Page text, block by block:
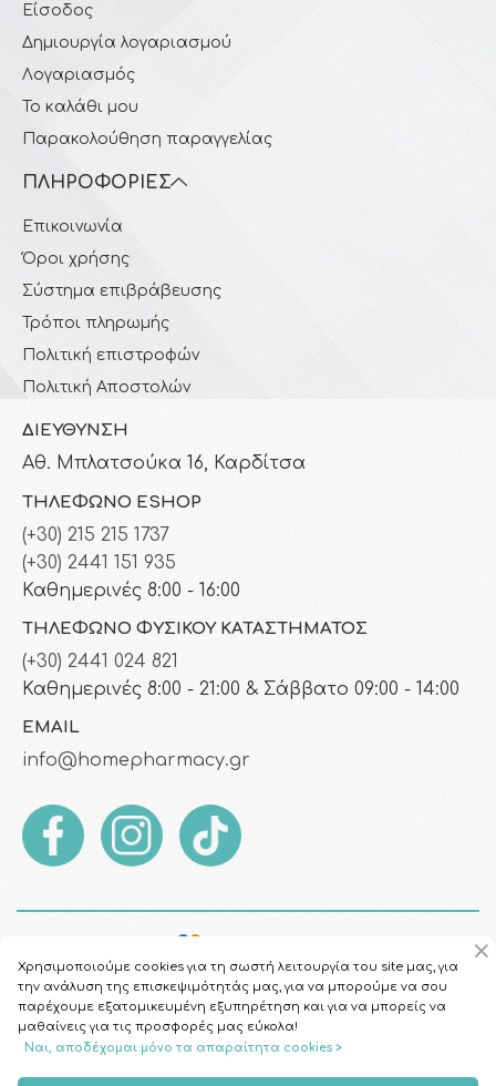
Είσοδος
Δημιουργία λογαριασμού
Λογαριασμός
Το καλάθι μου
Παρακολούθηση παραγγελίας
ΠΛΗΡΟΦΟΡΊΕΣ
Επικοινωνία
Όροι χρήσης
Σύστημα επιβράβευσης
Τρόποι πληρωμής
Πολιτική επιστροφών
Πολιτική Αποστολών
ΔΙΕΎΘΥΝΣΗ
Αθ. Μπλατσούκα 16, Καρδίτσα
ΤΗΛΈΦΩΝΟ ESHOP
(+30) 215 215 1737
(+30) 2441 151 935
Καθημερινές 8:00 - 16:00
ΤΗΛΈΦΩΝΟ ΦΥΣΙΚΟΎ ΚΑΤΑΣΤΉΜΑΤΟΣ
(+30) 2441 024 821
Καθημερινές 8:00 - 21:00 & Σάββατο 09:00 - 14:00
EMAIL
info@homepharmacy.gr
Copyright © 2026 HomePharmacy.gr
Χρησιμοποιούμε cookies για τη σωστή λειτουργία του site μας, για
την ανάλυση της επισκεψιμότητάς μας, για να μπορούμε να σου
παρέχουμε εξατομικευμένη εξυπηρέτηση και για να μπορείς να
μαθαίνεις για τις προσφορές μας εύκολα!
Ναι, αποδέχομαι μόνο τα απαραίτητα cookies >